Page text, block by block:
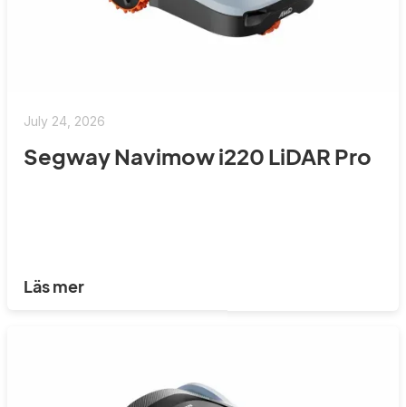
July 24, 2026
Segway Navimow i220 LiDAR Pro
Läs mer